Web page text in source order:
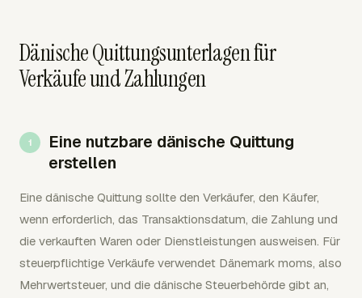
Dänische Quittungsunterlagen für
Verkäufe und Zahlungen
Eine nutzbare dänische Quittung
erstellen
Eine dänische Quittung sollte den Verkäufer, den Käufer,
wenn erforderlich, das Transaktionsdatum, die Zahlung und
die verkauften Waren oder Dienstleistungen ausweisen. Für
steuerpflichtige Verkäufe verwendet Dänemark moms, also
Mehrwertsteuer, und die dänische Steuerbehörde gibt an,